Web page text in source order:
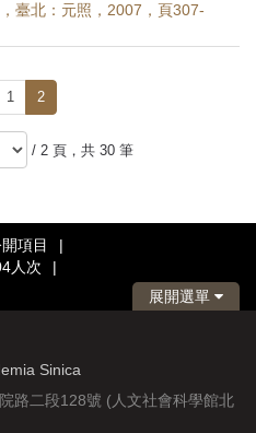
臺北：元照，2007，頁307-
1 2
/ 2 頁，共 30 筆
項目
|
人次
|
展開選單
Sinica
路二段128號 (人文社會科學館北